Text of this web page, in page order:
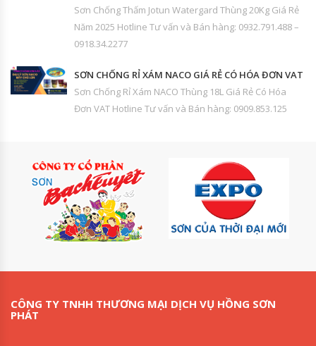
Sơn Chống Thấm Jotun Watergard Thùng 20Kg Giá Rẻ
Năm 2025 Hotline Tư vấn và Bán hàng: 0932.791.488 –
0918.34.2277
SƠN CHỐNG RỈ XÁM NACO GIÁ RẺ CÓ HÓA ĐƠN VAT
Sơn Chống Rỉ Xám NACO Thùng 18L Giá Rẻ Có Hóa
Đơn VAT Hotline Tư vấn và Bán hàng: 0909.853.125
CÔNG TY TNHH THƯƠNG MẠI DỊCH VỤ HỒNG SƠN
PHÁT